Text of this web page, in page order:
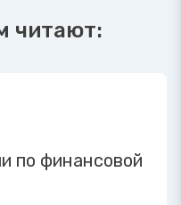
читают:
по финансовой